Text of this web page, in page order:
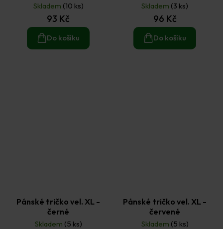
Skladem (10 ks)
93 Kč
Do košíku
Skladem (3 ks)
96 Kč
Do košíku
Pánské tričko vel. XL -
černé
Skladem (5 ks)
Pánské tričko vel. XL -
červené
Skladem (5 ks)